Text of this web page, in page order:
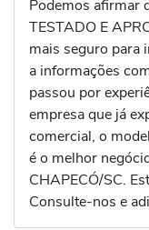
Podemos afirmar
TESTADO E
mais seguro para
a informações
passou por
empresa que já
comercial, o
é o melhor
CHAPECÓ/SC.
Consulte-nos e